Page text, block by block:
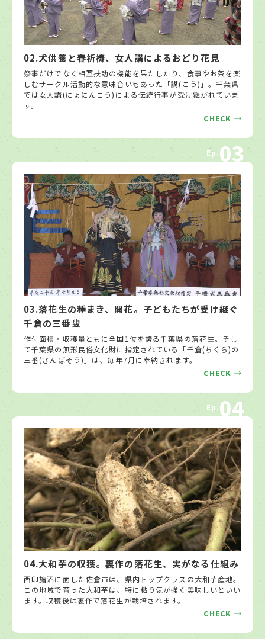
02.犬供養と春祈祷、女人講によるおどり花見
祭事だけでなく相互扶助の機能を果たしたり、食事やお茶を楽
しむサークル活動的な意味合いもあった「講(こう)」。千葉県
では女人講(にょにんこう)による伝統行事が受け継がれていま
す。
CHECK
Ep.03
03.落花生の種まき、開花。子どもたちが受け継ぐ
千倉の三番叟
作付面積・収穫量ともに全国1位を誇る千葉県の落花生。そし
て千葉県の無形民俗文化財に指定されている「千倉(ちくら)の
三番(さんばそう)」は、毎年7月に奉納されます。
CHECK
Ep.04
04.大和芋の収獲。裏作の落花生、実がなる仕組み
西印旛沼に面した佐倉市は、県内トップクラスの大和芋産地。
この地域で育った大和芋は、特に粘り気が強く美味しいといい
ます。収穫後は裏作で落花生が栽培されます。
CHECK